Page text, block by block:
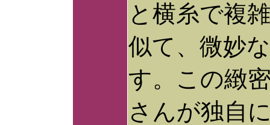
と横糸で複
似て、微妙
す。この緻
さんが独自